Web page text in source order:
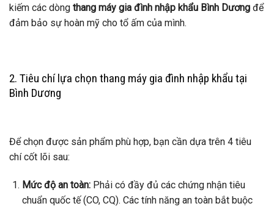
kiếm các dòng thang máy gia đình nhập khẩu Bình Dương để
đảm bảo sự hoàn mỹ cho tổ ấm của mình.
2. Tiêu chí lựa chọn thang máy gia đình nhập khẩu tại
Bình Dương
Để chọn được sản phẩm phù hợp, bạn cần dựa trên 4 tiêu
chí cốt lõi sau:
Mức độ an toàn:Phải có đầy đủ các chứng nhận tiêu
chuẩn quốc tế (CO, CQ). Các tính năng an toàn bắt buộc